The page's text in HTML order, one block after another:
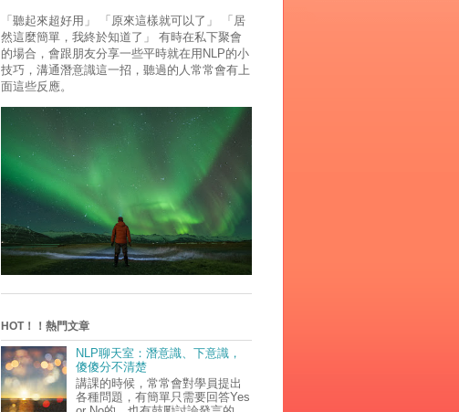
「聽起來超好用」 「原來這樣就可以了」 「居
然這麼簡單，我終於知道了」 有時在私下聚會
的場合，會跟朋友分享一些平時就在用NLP的小
技巧，溝通潛意識這一招，聽過的人常常會有上
面這些反應。
HOT！！熱門文章
NLP聊天室：潛意識、下意識，
傻傻分不清楚
講課的時候，常常會對學員提出
各種問題，有簡單只需要回答Yes